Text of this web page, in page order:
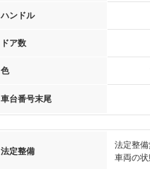
ハンドル
ドア数
色
車台番号末尾
法定整備
法定整
車両の状